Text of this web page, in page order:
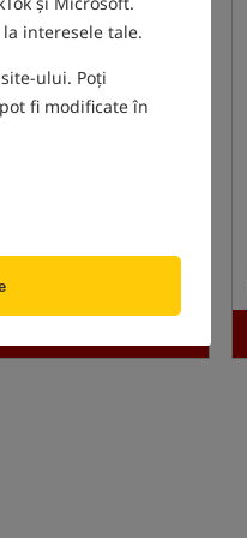
interesele tale.
ului. Poți
fi modificate în
înainte de reducere: 2353.04 /